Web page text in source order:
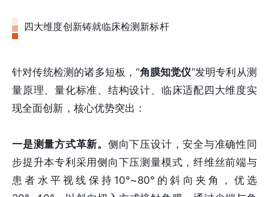
四大维度创新铸就临床检测新标杆
针对传统检测的诸多短板，“角膜知觉仪”发明专利从测
量原理、量化标准、结构设计、临床适配四大维度实
现全面创新，核心优势突出：
一是测量方式革新。 侧向下压设计，安全与准确性同
步提升本专利采用侧向下压测量模式，纤维丝前端与
患者水平视线保持10°~80°的斜向夹角，优选